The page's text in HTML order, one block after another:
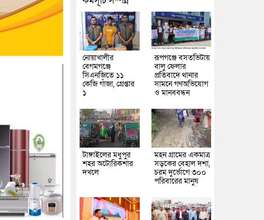
নোয়াখালীর
বেগমগঞ্জে
সিএনজিতে ১১
কেজি গাঁজা, গ্রেপ্তার
১
রূপগঞ্জে বসতভিটায়
বালু ফেলার
প্রতিবাদে থানার
সামনে গণঅভিযোগ
ও মানববন্ধন
টাঙ্গাইলের মধুপুর
শহর অটোরিকশার
দখলে
মহন গ্রামের একমাত্র
সড়কের বেহাল দশা,
চরম দুর্ভোগে ৩০০
পরিবারের মানুষ